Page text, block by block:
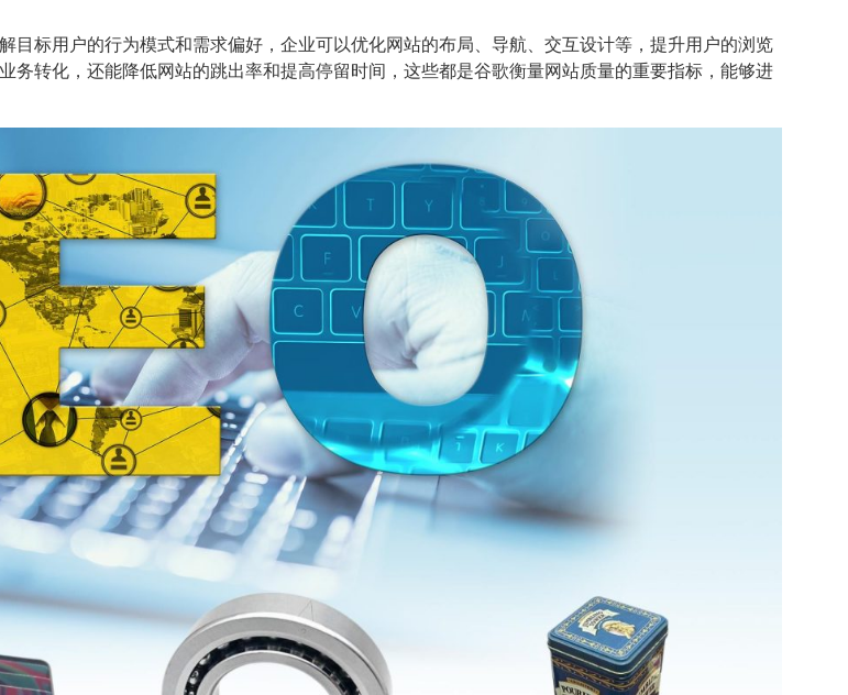
标用户的行为模式和需求偏好，企业可以优化网站的布局、导航、交互设计等，提升用户的浏览
转化，还能降低网站的跳出率和提高停留时间，这些都是谷歌衡量网站质量的重要指标，能够进